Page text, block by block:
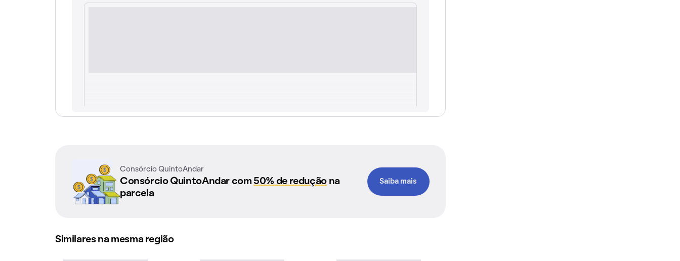
Consórcio QuintoAndar
Consórcio QuintoAndar com 50% de reduçãona
parcela
Saiba mais
Similares na mesma região